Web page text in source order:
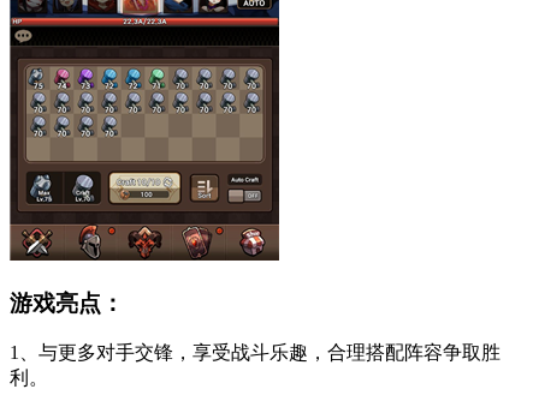
游戏亮点：
1、与更多对手交锋，享受战斗乐趣，合理搭配阵容争取胜
利。